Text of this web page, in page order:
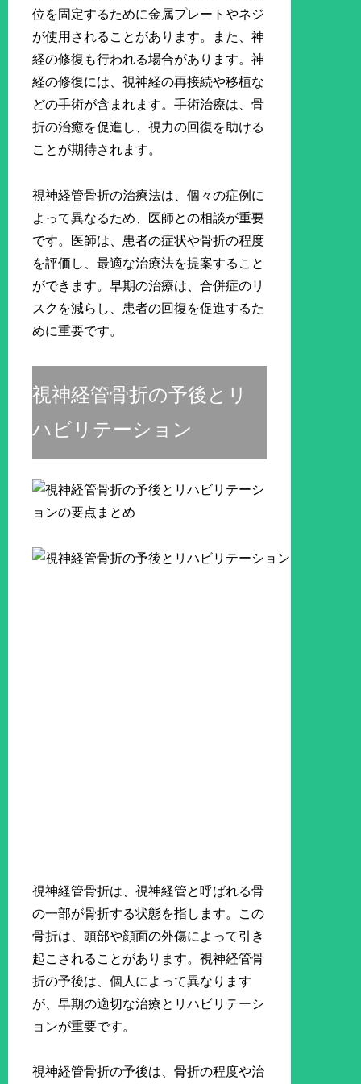
位を固定するために金属プレートやネジ
が使用されることがあります。また、神
経の修復も行われる場合があります。神
経の修復には、視神経の再接続や移植な
どの手術が含まれます。手術治療は、骨
折の治癒を促進し、視力の回復を助ける
ことが期待されます。
視神経管骨折の治療法は、個々の症例に
よって異なるため、医師との相談が重要
です。医師は、患者の症状や骨折の程度
を評価し、最適な治療法を提案すること
ができます。早期の治療は、合併症のリ
スクを減らし、患者の回復を促進するた
めに重要です。
視神経管骨折の予後とリ
ハビリテーション
視神経管骨折は、視神経管と呼ばれる骨
の一部が骨折する状態を指します。この
骨折は、頭部や顔面の外傷によって引き
起こされることがあります。視神経管骨
折の予後は、個人によって異なります
が、早期の適切な治療とリハビリテーシ
ョンが重要です。
視神経管骨折の予後は、骨折の程度や治